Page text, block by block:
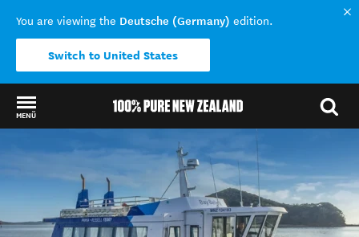
You are viewing the Deutsche (Germany) edition.
Switch to United States
MENÜ
Back to my results